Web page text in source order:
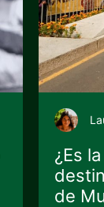
¿Es
de